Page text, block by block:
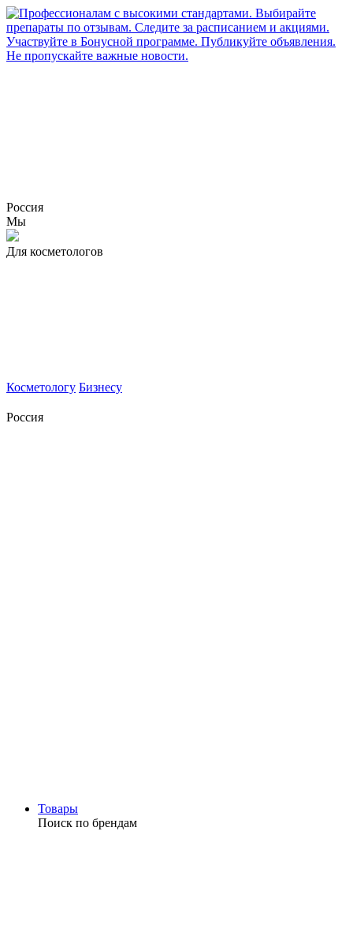
Россия
Мы
Для косметологов
Косметологу Бизнесу
Россия
Товары
Поиск по брендам